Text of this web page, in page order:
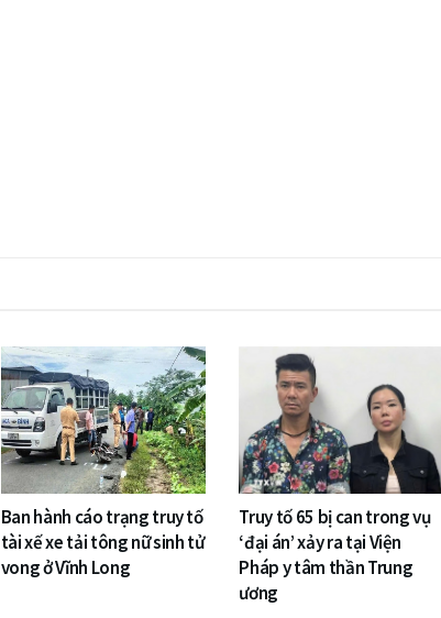
Ban hành cáo trạng truy tố
tài xế xe tải tông nữ sinh tử
vong ở Vĩnh Long
Truy tố 65 bị can trong vụ
‘đại án’ xảy ra tại Viện
Pháp y tâm thần Trung
ương